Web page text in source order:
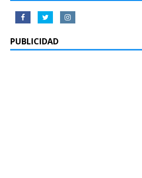
PUBLICIDAD